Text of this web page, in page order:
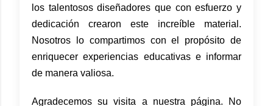
los talentosos diseñadores que con esfuerzo y
dedicación crearon este increíble material.
Nosotros lo compartimos con el propósito de
enriquecer experiencias educativas e informar
de manera valiosa.
Agradecemos su visita a nuestra página. No